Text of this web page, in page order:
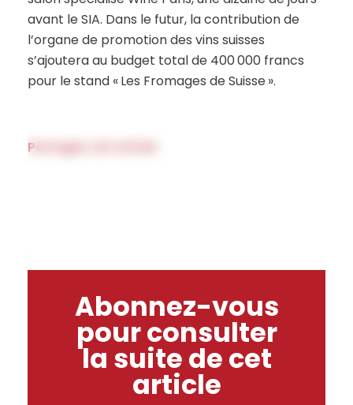
avant le SIA. Dans le futur, la contribution de
l’organe de promotion des vins suisses
s’ajoutera au budget total de 400 000 francs
pour le stand « Les Fromages de Suisse ».
Partagez cet article
Abonnez-vous
pour consulter
la suite de cet
article